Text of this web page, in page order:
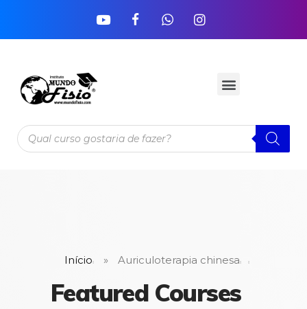
Início » Auriculoterapia chinesa
Featured Courses